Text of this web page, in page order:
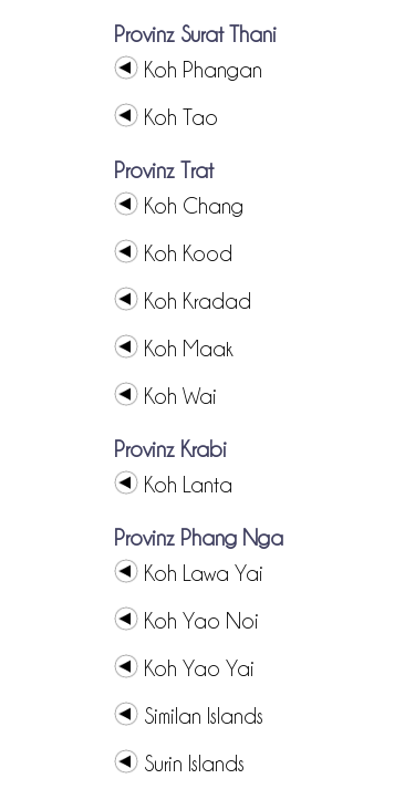
Provinz Surat Thani
Koh Phangan
Koh Tao
Provinz Trat
Koh Chang
Koh Kood
Koh Kradad
Koh Maak
Koh Wai
Provinz Krabi
Koh Lanta
Provinz Phang Nga
Koh Lawa Yai
Koh Yao Noi
Koh Yao Yai
Similan Islands
Surin Islands